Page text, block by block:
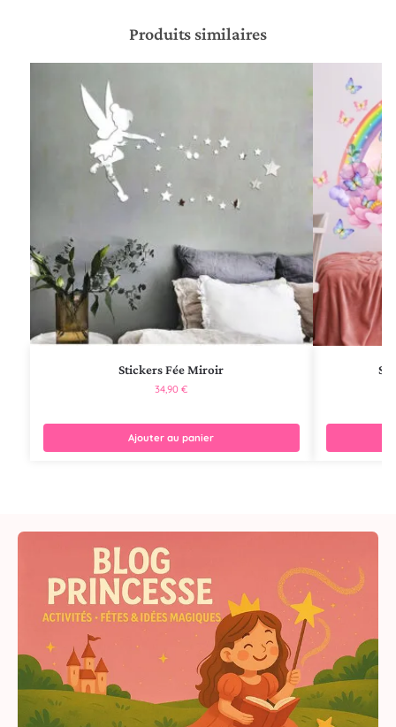
Produits similaires
Stickers Fée Miroir
34,90€
Ajouter au panier